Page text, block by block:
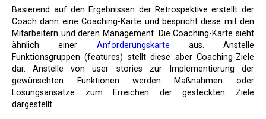
Basierend auf den Ergebnissen der Retrospektive erstellt der
Coach dann eine Coaching-Karte und bespricht diese mit den
Mitarbeitern und deren Management. Die Coaching-Karte sieht
ähnlich einer Anforderungskarte aus. Anstelle
Funktionsgruppen (features) stellt diese aber Coaching-Ziele
dar. Anstelle von user stories zur Implementierung der
gewünschten Funktionen werden Maßnahmen oder
Lösungsansätze zum Erreichen der gesteckten Ziele
dargestellt.